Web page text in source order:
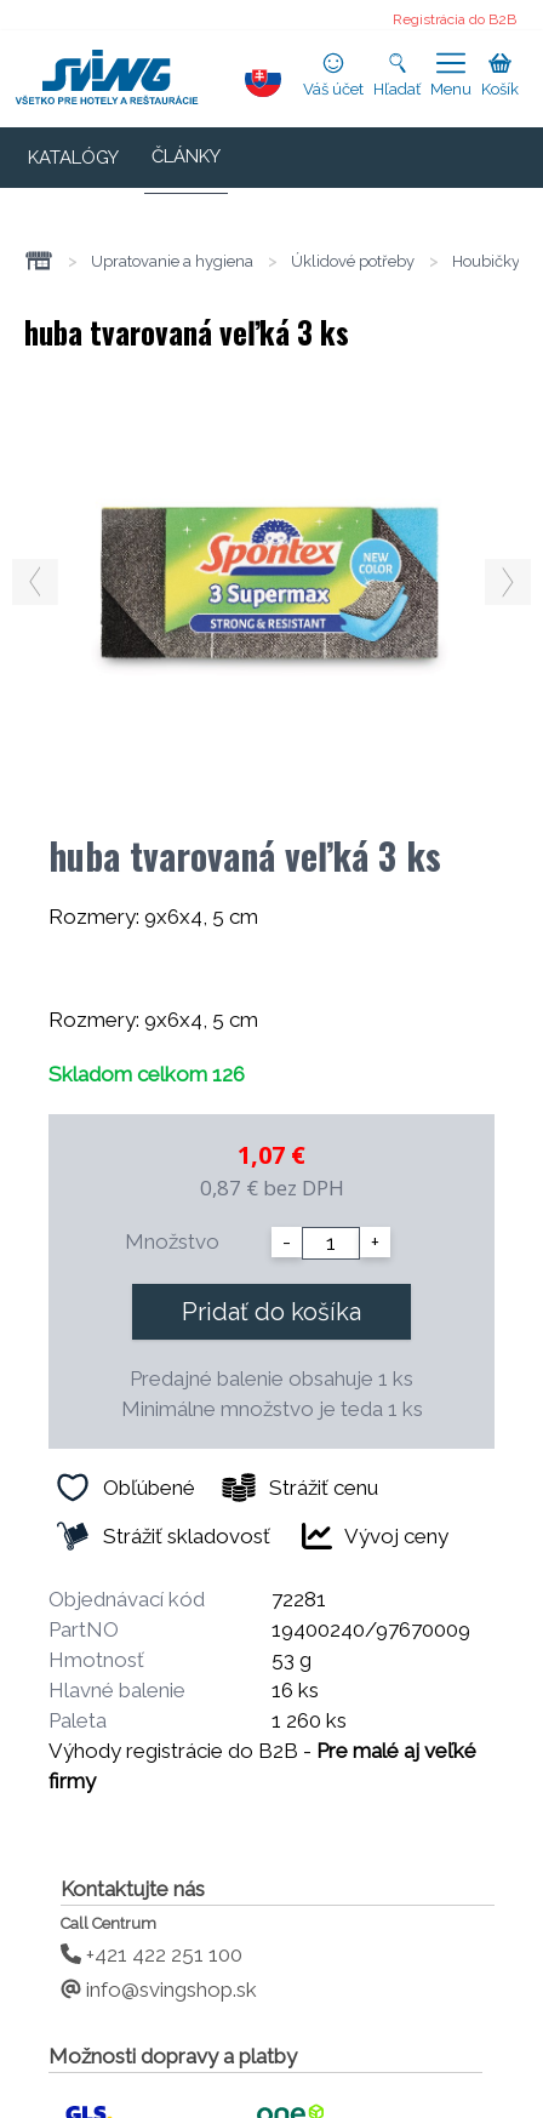
Registrácia do B2B
Váš účet Hľadať Menu Košík
KATALÓGY ČLÁNKY
> Upratovanie a hygiena > Úklidové potřeby > Houbičky
huba tvarovaná veľká 3 ks
huba tvarovaná veľká 3 ks
Rozmery: 9x6x4, 5 cm
Rozmery: 9x6x4, 5 cm
Skladom celkom 126
1,07 €
0,87 € bez DPH
Množstvo - +
Pridať do košíka
Predajné balenie obsahuje 1 ks
Minimálne množstvo je teda 1 ks
Obľúbené
Strážiť cenu
Strážiť skladovosť
Vývoj ceny
Objednávací kód
72281
PartNO
19400240/97670009
Hmotnosť
53 g
Hlavné balenie
16 ks
Paleta
1 260 ks
Výhody registrácie do B2B - Pre malé aj veľké
firmy
Kontaktujte nás
Call Centrum
+421 422 251 100
info@svingshop.sk
Možnosti dopravy a platby